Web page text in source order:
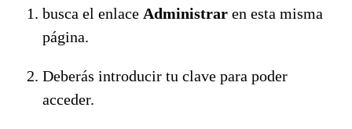
busca el enlace Administrar en esta misma
página.
Deberás introducir tu clave para poder
acceder.